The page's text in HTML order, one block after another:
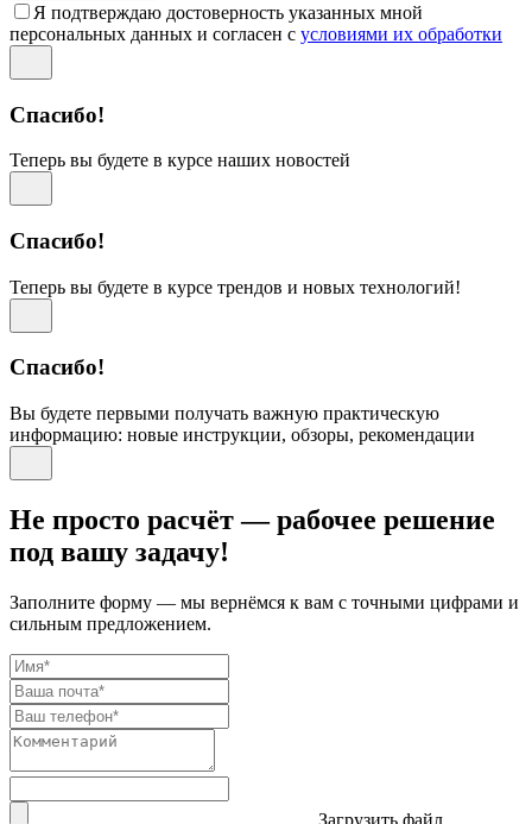
Я подтверждаю достоверность указанных мной
персональных данных и согласен с условиями их обработки
Спасибо!
Теперь вы будете в курсе наших новостей
Спасибо!
Теперь вы будете в курсе трендов и новых технологий!
Спасибо!
Вы будете первыми получать важную практическую
информацию: новые инструкции, обзоры, рекомендации
Не просто расчёт — рабочее решение
под вашу задачу!
Заполните форму — мы вернёмся к вам с точными цифрами и
сильным предложением.
Загрузить файл